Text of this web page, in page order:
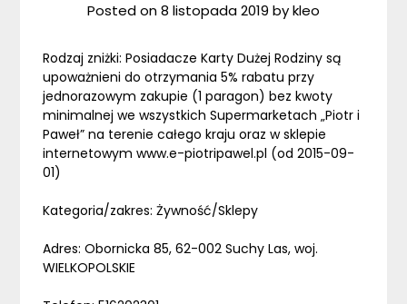
Posted on8 listopada 2019 bykleo
Rodzaj zniżki: Posiadacze Karty Dużej Rodziny są
upoważnieni do otrzymania 5% rabatu przy
jednorazowym zakupie (1 paragon) bez kwoty
minimalnej we wszystkich Supermarketach „Piotr i
Paweł” na terenie całego kraju oraz w sklepie
internetowym www.e-piotripawel.pl (od 2015-09-
01)
Kategoria/zakres: Żywność/Sklepy
Adres: Obornicka 85, 62-002 Suchy Las, woj.
WIELKOPOLSKIE